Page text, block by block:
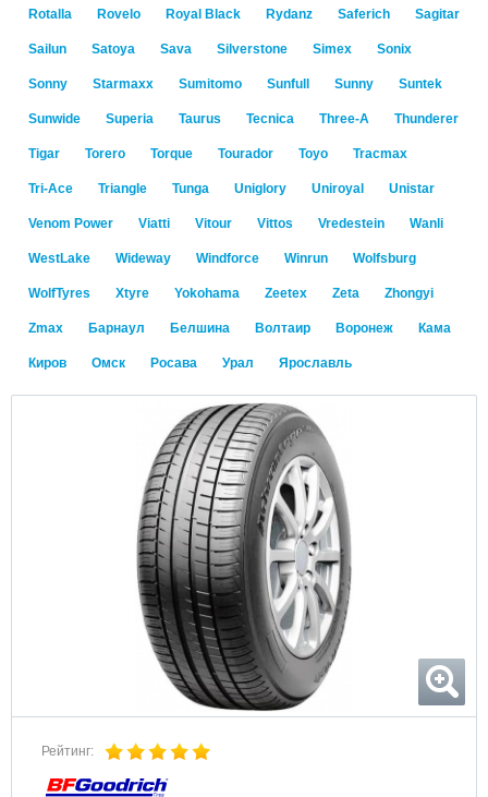
Rotalla Rovelo Royal Black Rydanz Saferich Sagitar
Sailun Satoya Sava Silverstone Simex Sonix
Sonny Starmaxx Sumitomo Sunfull Sunny Suntek
Sunwide Superia Taurus Tecnica Three-A Thunderer
Tigar Torero Torque Tourador Toyo Tracmax
Tri-Ace Triangle Tunga Uniglory Uniroyal Unistar
Venom Power Viatti Vitour Vittos Vredestein Wanli
WestLake Wideway Windforce Winrun Wolfsburg
WolfTyres Xtyre Yokohama Zeetex Zeta Zhongyi
Zmax Барнаул Белшина Волтаир Воронеж Кама
Киров Омск Росава Урал Ярославль
Рейтинг: